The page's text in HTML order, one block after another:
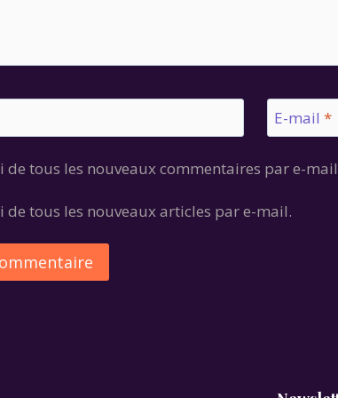
E-mail *
de tous les nouveaux commentaires par e-
de tous les nouveaux articles par e-mail.